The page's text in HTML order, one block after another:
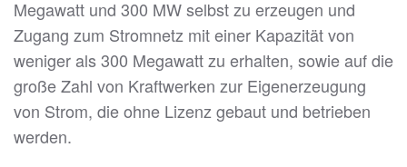
Megawatt und 300 MW selbst zu erzeugen und
Zugang zum Stromnetz mit einer Kapazität von
weniger als 300 Megawatt zu erhalten, sowie auf die
große Zahl von Kraftwerken zur Eigenerzeugung
von Strom, die ohne Lizenz gebaut und betrieben
werden.